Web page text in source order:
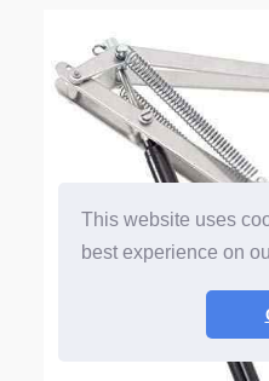
This website uses
best experience on